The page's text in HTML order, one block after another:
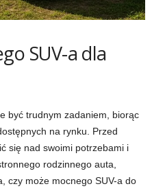
SUV-a dla
być trudnym zadaniem, biorąc
na rynku. Przed
się nad swoimi potrzebami i
rodzinnego auta,
czy może mocnego SUV-a do